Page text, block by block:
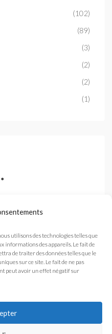
utilisons des technologies telles que
informations des appareils. Le fait de
de traiter des données telles que le
sur ce site. Le fait de ne pas
peut avoir un effet négatif sur
(102)
(89)
(3)
(2)
(2)
(1)
Coldwell Banker est une
agence immobilière
spécialisé dans la vente
de biens de luxe dans les
Alpes-Maritimes et
Monaco avec une agence
à Nice et Antibes
Plan du site